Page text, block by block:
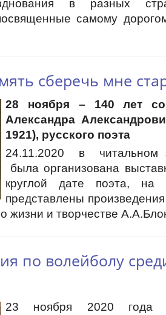
в разных
самому
сберечь мне
28 ноября – 140 лет
Александра
1921), русского поэта
24.11.2020 в читальном
была организована
круглой дате поэта,
представлены
жизни и творчестве
по волейболу
23 ноября 2020 года